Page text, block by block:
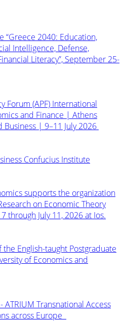
“Greece 2040: Education,
Intelligence, Defense,
Literacy”, September 25-
Forum (APF) International
and Finance | Athens
Business | 9–11 July 2026
Confucius Institute
supports the organization
on Economic Theory
through July 11, 2026 at Ios.
English-taught Postgraduate
of Economics and
Transnational Access
across Europe